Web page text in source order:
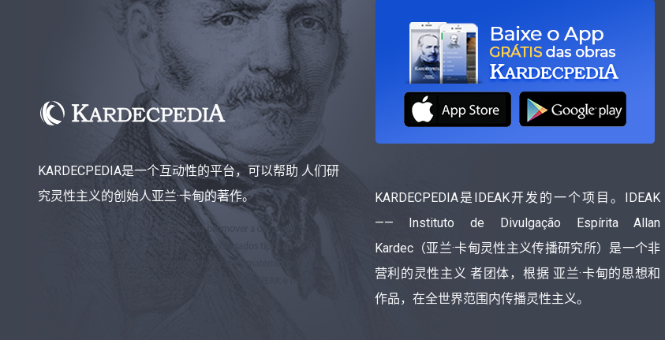
KARDECPEDIA是一个互动性的平台，可以帮助 人们研
究灵性主义的创始人亚兰·卡甸的著作。
KARDECPEDIA是IDEAK开发的一个项目。IDEAK
—— Instituto de Divulgação Espírita Allan
Kardec（亚兰·卡甸灵性主义传播研究所）是一个非
营利的灵性主义 者团体，根据 亚兰·卡甸的思想和
作品，在全世界范围内传播灵性主义。